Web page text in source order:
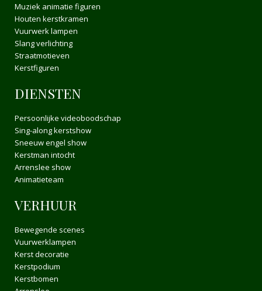
Muziek animatie figuren
Houten kerstkramen
Vuurwerk lampen
Slang verlichting
Straatmotieven
Kerstfiguren
DIENSTEN
Persoonlijke videoboodschap
Sing-along kerstshow
Sneeuw engel show
Kerstman intocht
Arrenslee show
Animatieteam
VERHUUR
Bewegende scenes
Vuurwerklampen
Kerst decoratie
Kerstpodium
Kerstbomen